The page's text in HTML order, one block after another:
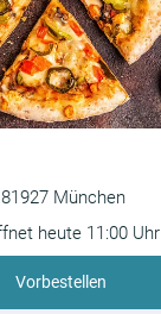
München
heute 11:00 Uhr
Vorbestellen